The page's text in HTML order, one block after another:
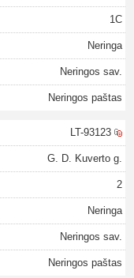
1C
Neringa
Neringos sav.
Neringos paštas
LT-93123
G. D. Kuverto g.
2
Neringa
Neringos sav.
Neringos paštas